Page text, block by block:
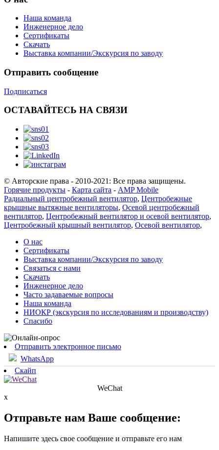
Наша команда
Инженерное дело
Сертификаты
Скачать
Выставка компании/Экскурсия по заводу
Отправить сообщение
Подписаться
ОСТАВАЙТЕСЬ НА СВЯЗИ
© Авторские права - 2010-2021: Все права защищены.
Горячие продукты - Карта сайта - AMP Mobile
Радиальный центробежный вентилятор, Центробежные
крышные вытяжные вентиляторы, Осевой центробежный
вентилятор, Центробежный вентилятор и осевой вентилятор,
Центробежный крышный вентилятор, Осевой вентилятор,
О нас
Сертификаты
Выставка компании/Экскурсия по заводу
Связаться с нами
Скачать
Инженерное дело
Часто задаваемые вопросы
Наша команда
НИОКР (экскурсия по исследованиям и производству)
Спасибо
Отправить электронное письмо
WhatsApp
Скайп
WeChat
x
Отправьте нам Ваше сообщение:
Напишите здесь свое сообщение и отправьте его нам